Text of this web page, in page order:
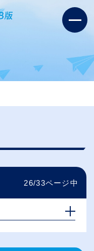
26/33ページ中